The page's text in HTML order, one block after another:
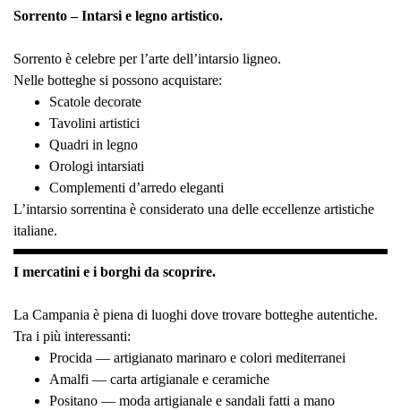
Sorrento – Intarsi e legno artistico.
Sorrento è celebre per l’arte dell’intarsio ligneo.
Nelle botteghe si possono acquistare:
Scatole decorate
Tavolini artistici
Quadri in legno
Orologi intarsiati
Complementi d’arredo eleganti
L’intarsio sorrentina è considerato una delle eccellenze artistiche
italiane.
I mercatini e i borghi da scoprire.
La Campania è piena di luoghi dove trovare botteghe autentiche.
Tra i più interessanti:
Procida — artigianato marinaro e colori mediterranei
Amalfi — carta artigianale e ceramiche
Positano — moda artigianale e sandali fatti a mano